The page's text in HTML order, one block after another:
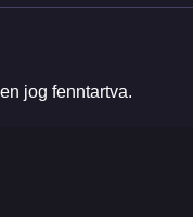
jog fenntartva.